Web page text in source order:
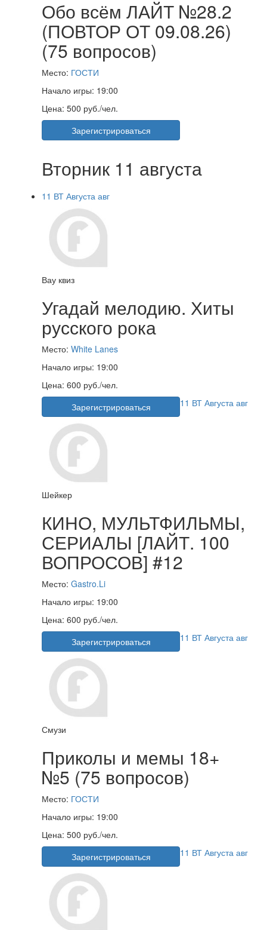
Обо всём ЛАЙТ №28.2
(ПОВТОР ОТ 09.08.26)
(75 вопросов)
Место: ГОСТИ
Начало игры: 19:00
Цена: 500 руб./чел.
Зарегистрироваться
Вторник 11 августа
11 ВТ Августа авг
Вау квиз
Угадай мелодию. Хиты
русского рока
Место: White Lanes
Начало игры: 19:00
Цена: 600 руб./чел.
Зарегистрироваться
11 ВТ Августа авг
Шейкер
КИНО, МУЛЬТФИЛЬМЫ,
СЕРИАЛЫ [ЛАЙТ. 100
ВОПРОСОВ] #12
Место: Gastro.Li
Начало игры: 19:00
Цена: 600 руб./чел.
Зарегистрироваться
11 ВТ Августа авг
Смузи
Приколы и мемы 18+
№5 (75 вопросов)
Место: ГОСТИ
Начало игры: 19:00
Цена: 500 руб./чел.
Зарегистрироваться
11 ВТ Августа авг